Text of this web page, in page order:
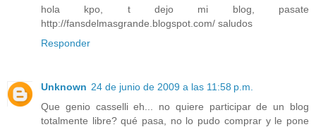
hola kpo, t dejo mi blog, pasate
http://fansdelmasgrande.blogspot.com/ saludos
Responder
Unknown 24 de junio de 2009 a las 11:58 p.m.
Que genio casselli eh... no quiere participar de un blog
totalmente libre? qué pasa, no lo pudo comprar y le pone